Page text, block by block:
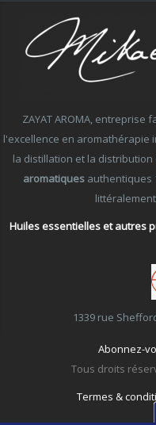
ZAYAT AROMA, entreprise
l'excellence en aromathérapie
la distillation et la distribution
aromatiquesauthentiques
littéralement
Huiles essentielles et autres
1339 rue
Abonnez-
Tous droits
Termes &